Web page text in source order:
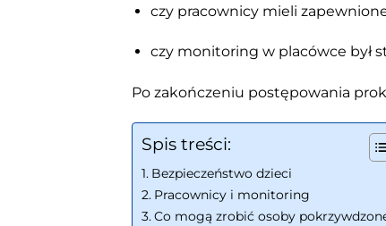
czy pracownicy mieli
czy monitoring w placówce był
Po zakończeniu postępowania
Spis treści:
Bezpieczeństwo dzieci
Pracownicy i monitoring
Co mogą zrobić osoby